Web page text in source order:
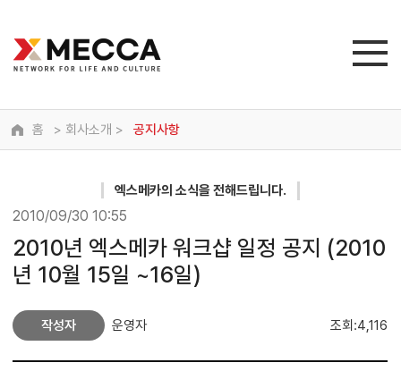
홈 > 회사소개 > 공지사항
엑스메카의 소식을 전해드립니다.
2010/09/30 10:55
2010년 엑스메카 워크샵 일정 공지 (2010
년 10월 15일 ~16일)
작성자 운영자 조회:4,116